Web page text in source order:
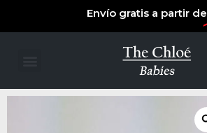
Envío gratis a partir de